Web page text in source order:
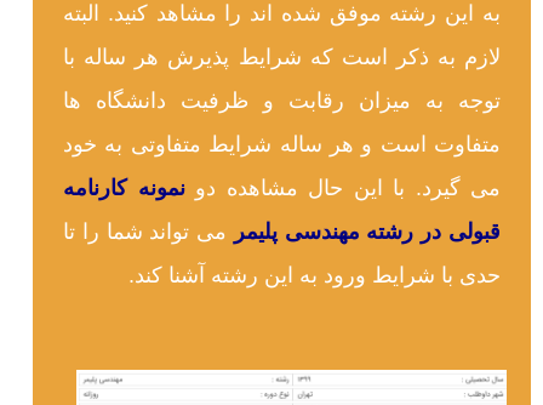
به این رشته موفق شده اند را مشاهد کنید. البته
لازم به ذکر است که شرایط پذیرش هر ساله با
توجه به میزان رقابت و ظرفیت دانشگاه ها
متفاوت است و هر ساله شرایط متفاوتی به خود
می گیرد. با این حال مشاهده دو نمونه کارنامه
قبولی در رشته مهندسی پلیمر می تواند شما را تا
حدی با شرایط ورود به این رشته آشنا کند.